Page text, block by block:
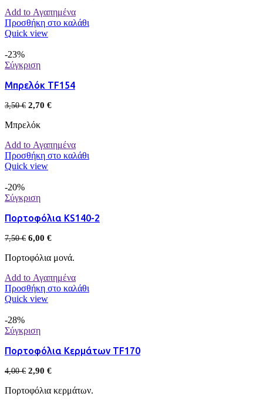
Add to Αγαπημένα
Προσθήκη στο καλάθι
Quick view
-23%
Σύγκριση
Μπρελόκ TF154
3,50€ 2,70 €
Μπρελόκ
Add to Αγαπημένα
Προσθήκη στο καλάθι
Quick view
-20%
Σύγκριση
Πορτοφόλια KS140-2
7,50€ 6,00 €
Πορτοφόλια μονά.
Add to Αγαπημένα
Προσθήκη στο καλάθι
Quick view
-28%
Σύγκριση
Πορτοφόλια Κερμάτων TF170
4,00€ 2,90 €
Πορτοφόλια κερμάτων.